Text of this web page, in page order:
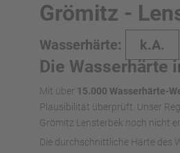
Grömitz -
Wasserhärte: k.A.
Die Wasserhärte
Mit über 15.000 Wasserhärte-
Plausibilität überprüft. Unser
Grömitz Lensterbek noch nicht
Die durchschnittliche Härte des